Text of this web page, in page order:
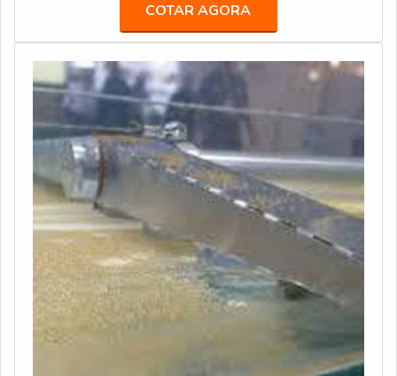
conta com diferentes equipamentos, como tanques com
elementos internos, rotâmetros, ejetores,
condutivímetro, reservatórios de ácido e s
COTAR AGORA